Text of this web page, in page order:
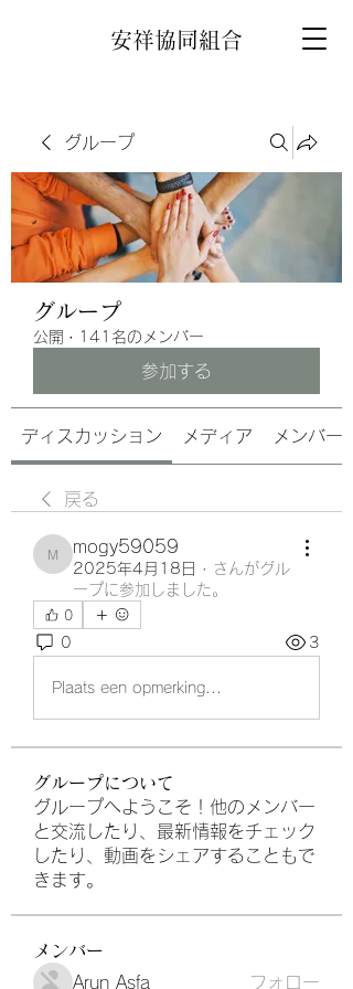
安祥協同組合
グループ
グループ
公開 · 141名のメンバー
参加する
ディスカッション メディア メンバー
戻る
mogy59059
mogy59059
2025年4月18日 · さんがグル
ープに参加しました。
0
0 3
Plaats een opmerking...
グループについて
グループへようこそ！他のメンバー
と交流したり、最新情報をチェック
したり、動画をシェアすることもで
きます。
メンバー
Arun Asfa
フォロー